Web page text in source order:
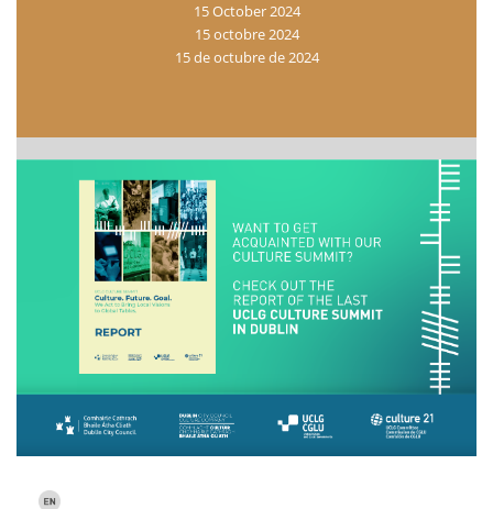
15 October 2024
15 octobre 2024
15 de octubre de 2024